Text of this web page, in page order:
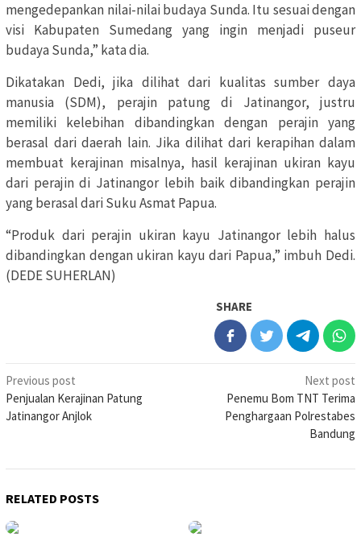
mengedepankan nilai-nilai budaya Sunda. Itu sesuai dengan
visi Kabupaten Sumedang yang ingin menjadi puseur
budaya Sunda,” kata dia.
Dikatakan Dedi, jika dilihat dari kualitas sumber daya
manusia (SDM), perajin patung di Jatinangor, justru
memiliki kelebihan dibandingkan dengan perajin yang
berasal dari daerah lain. Jika dilihat dari kerapihan dalam
membuat kerajinan misalnya, hasil kerajinan ukiran kayu
dari perajin di Jatinangor lebih baik dibandingkan perajin
yang berasal dari Suku Asmat Papua.
“Produk dari perajin ukiran kayu Jatinangor lebih halus
dibandingkan dengan ukiran kayu dari Papua,” imbuh Dedi.
(DEDE SUHERLAN)
SHARE
Post
navigation
Previous post
Penjualan Kerajinan Patung
Jatinangor Anjlok
Next post
Penemu Bom TNT Terima
Penghargaan Polrestabes
Bandung
RELATED POSTS